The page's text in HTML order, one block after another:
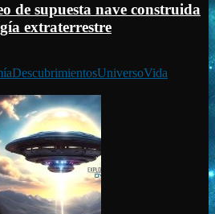
de supuesta nave construida
extraterrestre
DescubrimientosUniversoVida